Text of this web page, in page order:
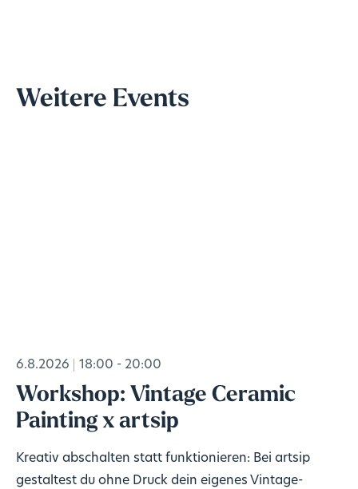
Weitere Events
6.8.2026 18:00 - 20:00
Workshop: Vintage Ceramic
Painting x artsip
Kreativ abschalten statt funktionieren: Bei artsip
gestaltest du ohne Druck dein eigenes Vintage-